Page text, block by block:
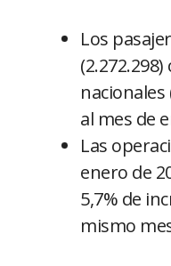
Los
nacionales
al mes de
Las
enero de
5,7% de
mismo